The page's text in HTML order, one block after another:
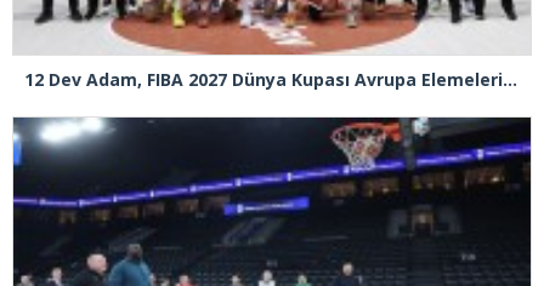
12 Dev Adam, FIBA 2027 Dünya Kupası Avrupa Elemeleri’nde Sırbistan’ı deplasmanda 82-78 yeni